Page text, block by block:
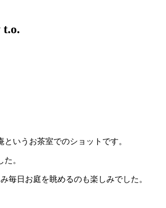
いうお茶室でのショットです。
。
毎日お庭を眺めるのも楽しみでした。